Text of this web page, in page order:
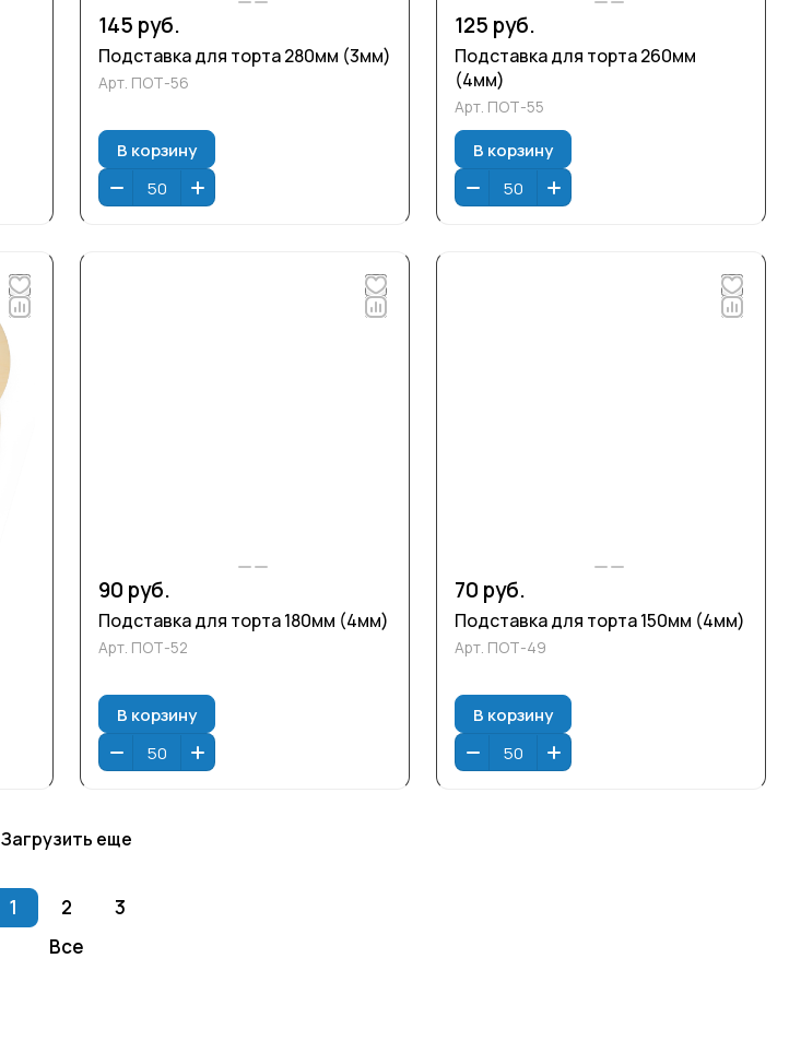
145 руб.
Подставка для торта 280мм (3мм)
Арт. ПОТ-56
В корзину
125 руб.
Подставка для торта 260мм
(4мм)
Арт. ПОТ-55
В корзину
90 руб.
Подставка для торта 180мм (4мм)
Арт. ПОТ-52
В корзину
70 руб.
Подставка для торта 150мм (4мм)
Арт. ПОТ-49
В корзину
Загрузить еще
1 2
3
Все